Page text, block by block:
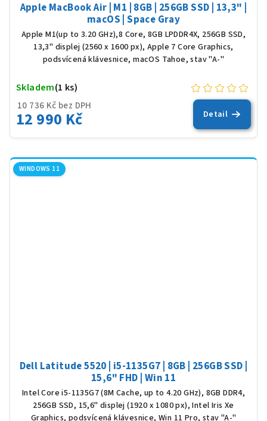
Apple MacBook Air | M1 | 8GB | 256GB SSD | 13,3" |
macOS | Space Gray
Apple M1(up to 3.20 GHz),8 Core, 8GB LPDDR4X, 256GB SSD,
13,3" displej (2560 x 1600 px), Apple 7 Core Graphics,
podsvícená klávesnice, macOS Tahoe, stav "A-"
10 736 Kč bez DPH
12 990 Kč
Skladem(1 ks)
Detail
WINDOWS 11
Dell Latitude 5520 | i5-1135G7 | 8GB | 256GB SSD |
15,6" FHD | Win 11
Intel Core i5-1135G7 (8M Cache, up to 4.20 GHz), 8GB DDR4,
256GB SSD, 15,6" displej (1920 x 1080 px), Intel Iris Xe
Graphics, podsvícená klávesnice, Win 11 Pro, stav "A-"